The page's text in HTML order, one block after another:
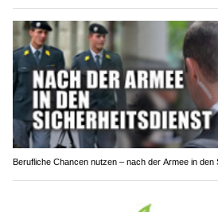
Berufliche Chancen nutzen – nach der Armee in den